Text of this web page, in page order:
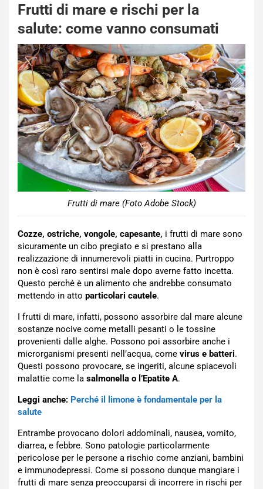
Frutti di mare e rischi per la
salute: come vanno consumati
Frutti di mare (Foto Adobe Stock)
Cozze, ostriche, vongole, capesante, i frutti di mare sono
sicuramente un cibo pregiato e si prestano alla
realizzazione di innumerevoli piatti in cucina. Purtroppo
non è così raro sentirsi male dopo averne fatto incetta.
Questo perché è un alimento che andrebbe consumato
mettendo in atto particolari cautele.
I frutti di mare, infatti, possono assorbire dal mare alcune
sostanze nocive come metalli pesanti o le tossine
provenienti dalle alghe. Possono poi assorbire anche i
microrganismi presenti nell’acqua, come virus e batteri.
Questi possono provocare, se ingeriti, alcune spiacevoli
malattie come la salmonella o l’Epatite A.
Leggi anche: Perché il limone è fondamentale per la
salute
Entrambe provocano dolori addominali, nausea, vomito,
diarrea, e febbre. Sono patologie particolarmente
pericolose per le persone a rischio come anziani, bambini
e immunodepressi. Come si possono dunque mangiare i
frutti di mare senza preoccuparsi di incorrere in rischi per